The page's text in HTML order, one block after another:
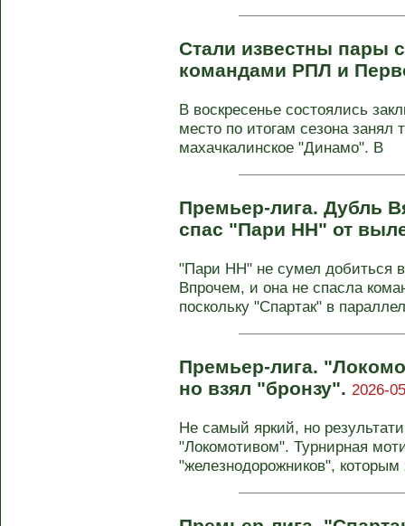
Стали известны пары
командами РПЛ и
В воскресенье состоялись
место по итогам сезона занял
махачкалинское "Динамо". В
Премьер-лига. Дубль
спас "Пари НН" от
"Пари НН" не сумел добиться
Впрочем, и она не спасла
поскольку "Спартак" в
Премьер-лига.
но взял "бронзу". 2026-
Не самый яркий, но
"Локомотивом". Турнирная
"железнодорожников",